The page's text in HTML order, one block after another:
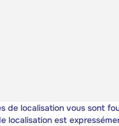
de localisation vous sont
localisation est